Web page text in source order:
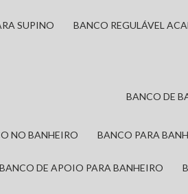
SUPINO BANCO REGULÁVEL
BANCO DE
NO BANHEIRO BANCO PARA
BANCO DE APOIO PARA BANHEIRO